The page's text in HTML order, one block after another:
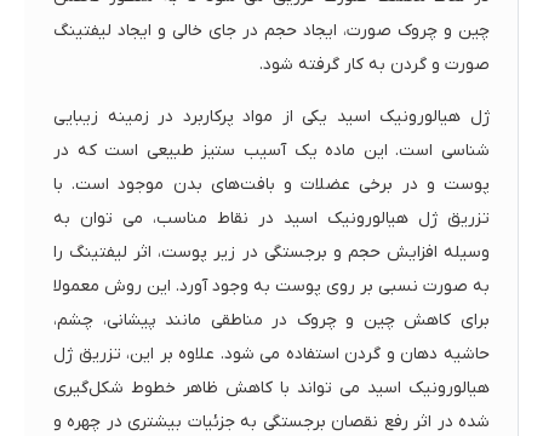
چین و چروک صورت، ایجاد حجم در جای خالی و ایجاد لیفتینگ
صورت و گردن به کار گرفته شود.
ژل هیالورونیک اسید یکی از مواد پرکاربرد در زمینه زیبایی
شناسی است. این ماده یک آسیب ستیز طبیعی است که در
پوست و در برخی عضلات و بافت‌های بدن موجود است. با
تزریق ژل هیالورونیک اسید در نقاط مناسب، می توان به
وسیله افزایش حجم و برجستگی در زیر پوست، اثر لیفتینگ را
به صورت نسبی بر روی پوست به وجود آورد. این روش معمولا
برای کاهش چین و چروک در مناطقی مانند پیشانی، چشم،
حاشیه دهان و گردن استفاده می شود. علاوه بر این، تزریق ژل
هیالورونیک اسید می تواند با کاهش ظاهر خطوط شکل‌گیری
شده در اثر رفع نقصان برجستگی به جزئیات بیشتری در چهره و